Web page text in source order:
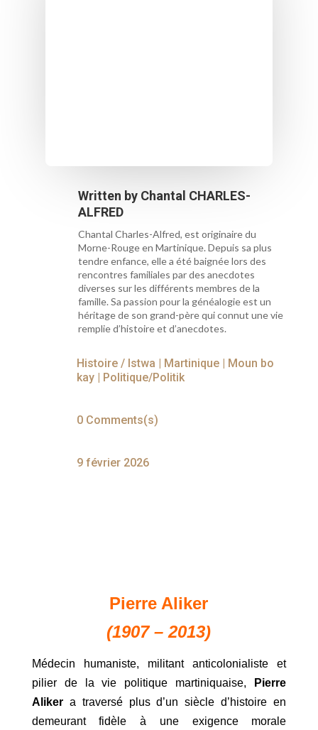
Written by Chantal CHARLES-
ALFRED
Chantal Charles-Alfred, est originaire du
Morne-Rouge en Martinique. Depuis sa plus
tendre enfance, elle a été baignée lors des
rencontres familiales par des anecdotes
diverses sur les différents membres de la
famille. Sa passion pour la généalogie est un
héritage de son grand-père qui connut une vie
remplie d’histoire et d’anecdotes.
Histoire / Istwa | Martinique| Moun bo
kay| Politique/Politik
0 Comments(s)
9 février 2026
Pierre Aliker
(1907 – 2013)
Médecin humaniste, militant anticolonialiste et
pilier de la vie politique martiniquaise,
Pierre
Alikera traversé plus d’un siècle d’histoire en
demeurant fidèle à une exigence morale